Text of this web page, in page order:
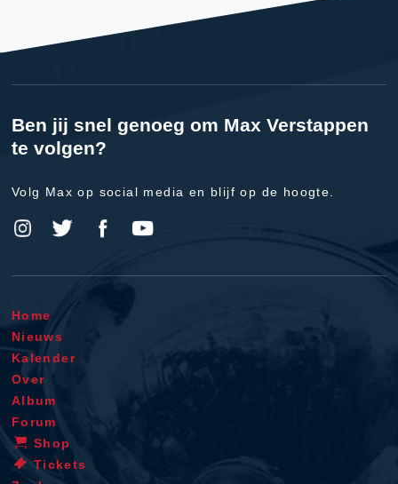
Ben jij snel genoeg om Max Verstappen
te volgen?
Volg Max op social media en blijf op de hoogte.
Home
Nieuws
Kalender
Over
Album
Forum
Shop
Tickets